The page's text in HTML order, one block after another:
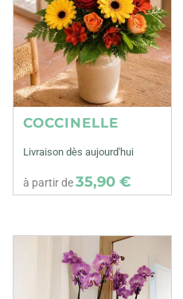
COCCINELLE
Livraison dès aujourd'hui
à partir de35,90 €